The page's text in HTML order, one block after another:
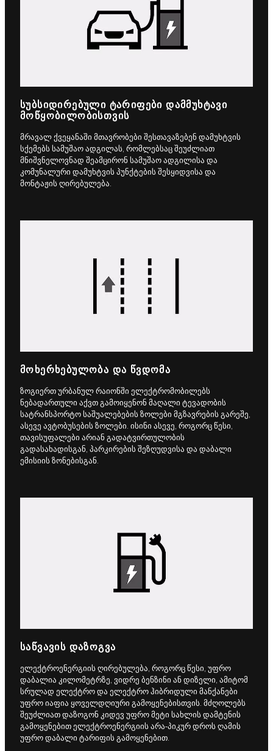
ᲡᲣᲑᲡᲘᲓᲘᲠᲔᲑᲣᲚᲘ ᲢᲐᲠᲘᲤᲔᲑᲘ ᲓᲐᲛᲛᲣᲮᲢᲐᲕᲘ
ᲛᲝᲬᲧᲝᲑᲘᲚᲝᲑᲘᲡᲗᲕᲘᲡ
მრავალ ქვეყანაში მთავრობები შესთავაზებენ დამუხტვის
სქემებს სამუშაო ადგილას, რომლებსაც შეუძლიათ
მნიშვნელოვნად შეამცირონ სამუშაო ადგილისა და
კომუნალური დამუხტვის პუნქტების შესყიდვისა და
მონტაჟის ღირებულება.
ᲛᲝᲮᲔᲠᲮᲔᲑᲣᲚᲝᲑᲐ ᲓᲐ ᲬᲕᲓᲝᲛᲐ
ზოგიერთ ურბანულ რაიონში ელექტრომობილებს
ნებადართული აქვთ გამოიყენონ მაღალი ტევადობის
სატრანსპორტო საშუალებების ზოლები მგზავრების გარეშე,
ასევე ავტობუსების ზოლები. ისინი ასევე, როგორც წესი,
თავისუფალები არიან გადატვირთულობის
გადასახადისგან, პარკირების შეზღუდვისა და დაბალი
ემისიის ზონებისგან.
ᲡᲐᲬᲕᲐᲕᲘᲡ ᲓᲐᲖᲝᲒᲕᲐ
ელექტროენერგიის ღირებულება, როგორც წესი, უფრო
დაბალია კილომეტრზე, ვიდრე ბენზინი ან დიზელი, ამიტომ
სრულად ელექტრო და ელექტრო ჰიბრიდული მანქანები
უფრო იაფია ყოველდღიური გამოყენებისთვის. მძღოლებს
შეუძლიათ დაზოგონ კიდევ უფრო მეტი სახლის დამტენის
გამოყენებით ელექტროენერგიის არა-პიკურ დროს ღამის
უფრო დაბალი ტარიფის გამოყენებით.